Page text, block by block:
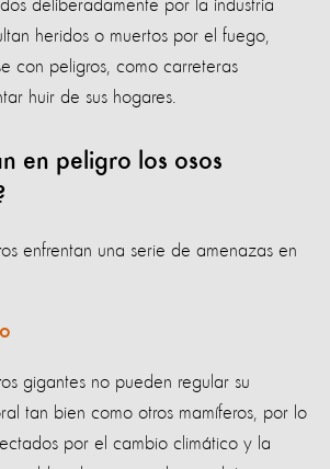
deliberadamente por la industria
heridos o muertos por el fuego,
con peligros, como carreteras
huir de sus hogares.
en peligro los osos
enfrentan una serie de amenazas en
gigantes no pueden regular su
tan bien como otros mamíferos, por lo
por el cambio climático y la